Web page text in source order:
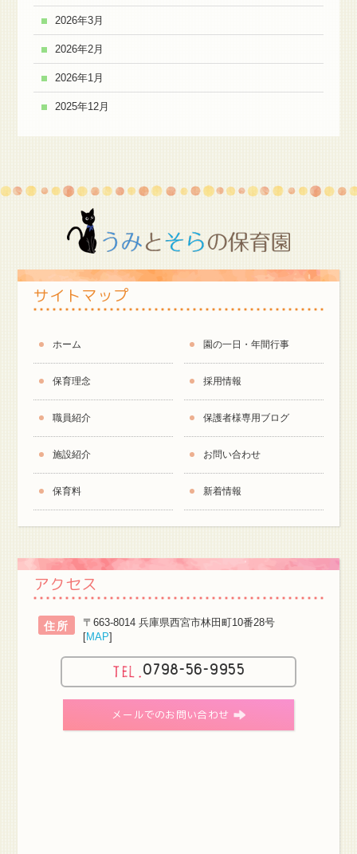
2026年3月
2026年2月
2026年1月
2025年12月
サイトマップ
ホーム
保育理念
職員紹介
施設紹介
保育料
園の一日・年間行事
採用情報
保護者様専用ブログ
お問い合わせ
新着情報
アクセス
住所
〒663-8014 兵庫県西宮市林田町10番28号
[MAP]
0798-56-9955
メールでのお問い合わせ